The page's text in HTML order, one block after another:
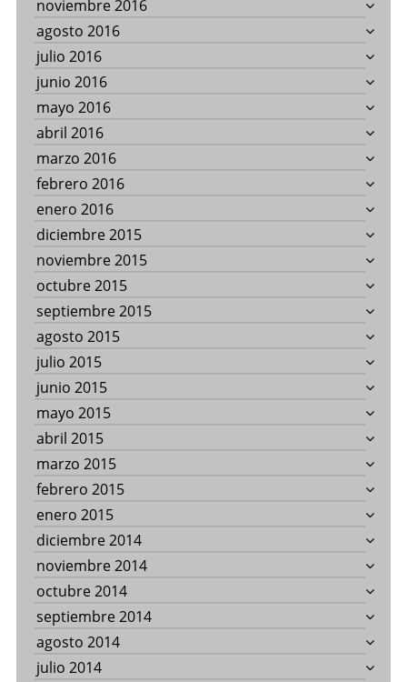
noviembre 2016
agosto 2016
julio 2016
junio 2016
mayo 2016
abril 2016
marzo 2016
febrero 2016
enero 2016
diciembre 2015
noviembre 2015
octubre 2015
septiembre 2015
agosto 2015
julio 2015
junio 2015
mayo 2015
abril 2015
marzo 2015
febrero 2015
enero 2015
diciembre 2014
noviembre 2014
octubre 2014
septiembre 2014
agosto 2014
julio 2014